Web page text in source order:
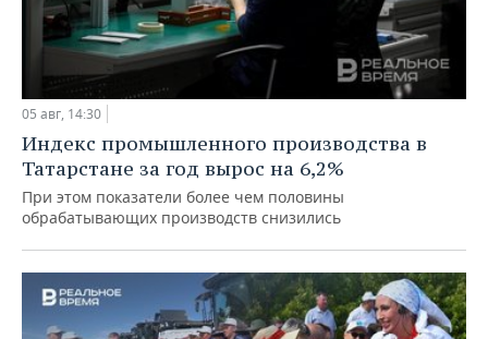
05 авг, 14:30
Индекс промышленного производства в
Татарстане за год вырос на 6,2%
При этом показатели более чем половины
обрабатывающих производств снизились